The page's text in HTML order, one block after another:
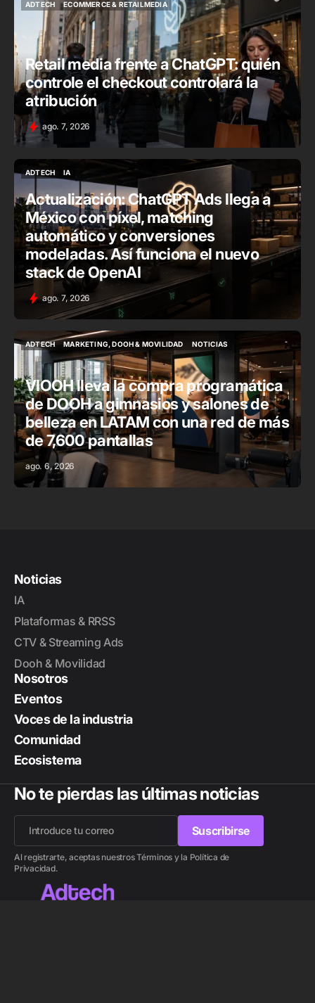
ADTECH
ADTECH
ECOMMERCE & RETAILMEDIA
ECOMMERCE & RETAILMEDIA
Retail media frente a ChatGPT: quién
controle el checkout controlará la
atribución
ago. 7, 2026
ADTECH
IA
Actualización: ChatGPT Ads llega a
México con píxel, matching
automático y conversiones
modeladas. Así funciona el nuevo
stack de OpenAI
ago. 7, 2026
ADTECH
ADTECH
MARKETING, DOOH & MOVILIDAD
MARKETING, DOOH & MOVILIDAD
NOTICIAS
NOTICIAS
VIOOH lleva la compra programática
de DOOH a gimnasios y salones de
belleza en LATAM con una red de más
de 7,600 pantallas
ago. 6, 2026
Noticias
IA
Plataformas & RRSS
CTV & Streaming Ads
Dooh & Movilidad
Nosotros
Eventos
Voces de la industria
Comunidad
Ecosistema
No te pierdas las últimas noticias
Suscribirse
Suscribirse
Al registrarte, aceptas nuestros Términos y la Política de
Privacidad.